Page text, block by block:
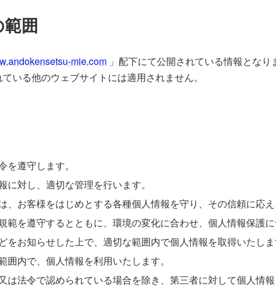
囲
mie.com 」配下にて公開されている情報となり
いる他のウェブサイトには適用されません。
遵守します。
対し、適切な管理を行います。
、お客様をはじめとする各種個人情報を守り、その信頼に応え
範を遵守するとともに、環境の変化に合わせ、個人情報保護
お知らせした上で、適切な範囲内で個人情報を取得いたしま
内で、個人情報を利用いたします。
は法令で認められている場合を除き、第三者に対して個人情報